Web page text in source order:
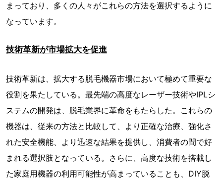
まっており、多くの人々がこれらの方法を選択するように
なっています。
技術革新が市場拡大を促進
技術革新は、拡大する脱毛機器市場において極めて重要な
役割を果たしている。最先端の高度なレーザー技術やIPLシ
ステムの開発は、脱毛業界に革命をもたらした。これらの
機器は、従来の方法と比較して、より正確な治療、強化さ
れた安全機能、より迅速な結果を提供し、消費者の間で好
まれる選択肢となっている。さらに、高度な技術を搭載し
た家庭用機器の利用可能性が高まっていることも、DIY脱